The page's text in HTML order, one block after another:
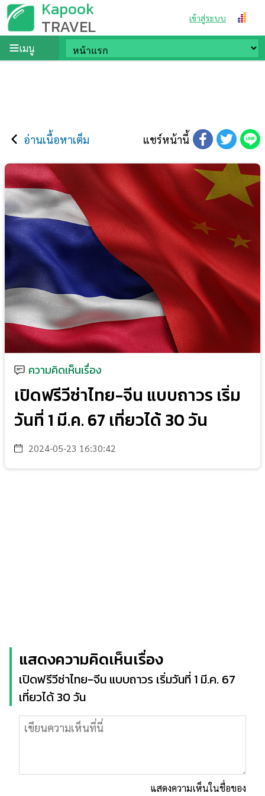
Kapook
TRAVEL เข้าสู่ระบบ
เมนู
อ่านเนื้อหาเต็ม แชร์หน้านี้
ความคิดเห็นเรื่อง
เปิดฟรีวีซ่าไทย-จีน แบบถาวร เริ่ม
วันที่ 1 มี.ค. 67 เที่ยวได้ 30 วัน
2024-05-23 16:30:42
แสดงความคิดเห็นเรื่อง
เปิดฟรีวีซ่าไทย-จีน แบบถาวร เริ่มวันที่ 1 มี.ค. 67
เที่ยวได้ 30 วัน
แสดงความเห็นในชื่อของ